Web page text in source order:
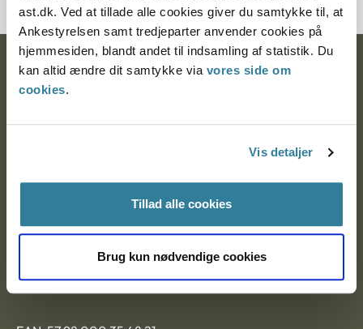
ast.dk. Ved at tillade alle cookies giver du samtykke til, at
Ankestyrelsen samt tredjeparter anvender cookies på
hjemmesiden, blandt andet til indsamling af statistik. Du
kan altid ændre dit samtykke via vores side om
cookies.
Vis detaljer
Tillad alle cookies
Brug kun nødvendige cookies
Ankestyrelsen
Ankestyrelsen København